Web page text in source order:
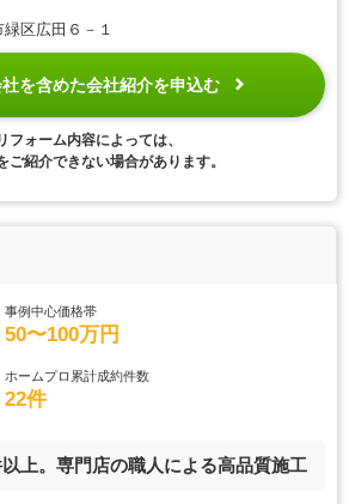
区広田６－１
を含めた会社紹介を申込む
フォーム内容によっては、
ご紹介できない場合があります。
事例中心価格帯
50〜100万円
ホームプロ累計成約件数
22件
上。専門店の職人による高品質施工